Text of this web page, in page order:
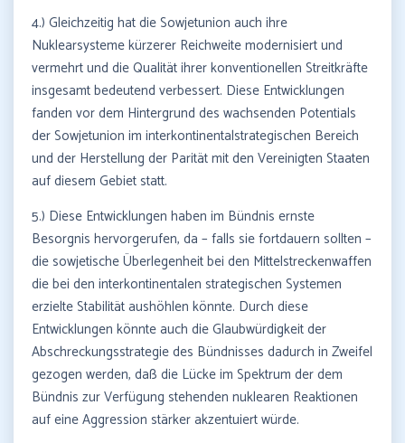
4.) Gleichzeitig hat die Sowjetunion auch ihre
Nuklearsysteme kürzerer Reichweite modernisiert und
vermehrt und die Qualität ihrer konventionellen Streitkräfte
insgesamt bedeutend verbessert. Diese Entwicklungen
fanden vor dem Hintergrund des wachsenden Potentials
der Sowjetunion im interkontinentalstrategischen Bereich
und der Herstellung der Parität mit den Vereinigten Staaten
auf diesem Gebiet statt.
5.) Diese Entwicklungen haben im Bündnis ernste
Besorgnis hervorgerufen, da – falls sie fortdauern sollten –
die sowjetische Überlegenheit bei den Mittelstreckenwaffen
die bei den interkontinentalen strategischen Systemen
erzielte Stabilität aushöhlen könnte. Durch diese
Entwicklungen könnte auch die Glaubwürdigkeit der
Abschreckungsstrategie des Bündnisses dadurch in Zweifel
gezogen werden, daß die Lücke im Spektrum der dem
Bündnis zur Verfügung stehenden nuklearen Reaktionen
auf eine Aggression stärker akzentuiert würde.